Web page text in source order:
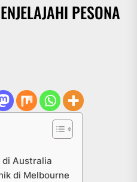
PESONA
di Australia
di Melbourne